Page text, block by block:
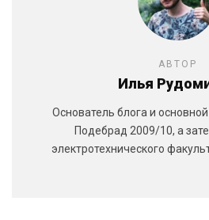
АВТОР
Илья
Основатель блога и
Подебрад 2009/10, а
электротехнического